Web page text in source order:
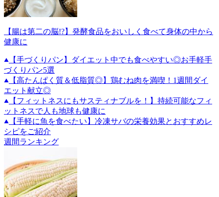
【腸は第二の脳!?】発酵食品をおいしく食べて身体の中から
健康に
【手づくりパン】ダイエット中でも食べやすい◎お手軽手
づくりパン5選
【高たんぱく質＆低脂質◎】鶏むね肉を満喫！1週間ダイ
エット献立◎
【フィットネスにもサスティナブルを！】持続可能なフィ
ットネスで人も地球も健康に
【手軽に魚を食べたい】冷凍サバの栄養効果とおすすめレ
シピをご紹介
週間ランキング